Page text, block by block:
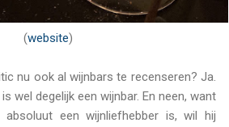
(website)
nu ook al wijnbars te recenseren? Ja.
wel degelijk een wijnbar. En neen, want
absoluut een wijnliefhebber is, wil hij